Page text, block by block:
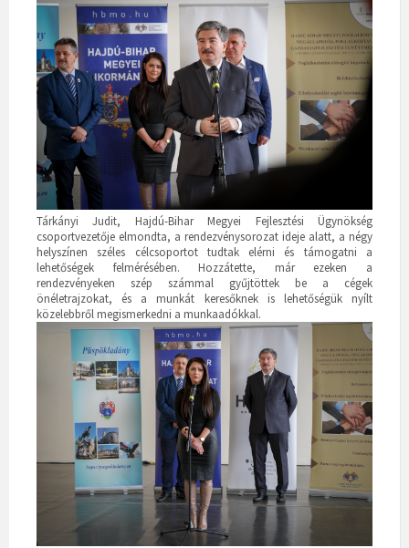
Tárkányi Judit, Hajdú-Bihar Megyei Fejlesztési Ügynökség
csoportvezetője elmondta, a rendezvénysorozat ideje alatt, a négy
helyszínen széles célcsoportot tudtak elérni és támogatni a
lehetőségek felmérésében. Hozzátette, már ezeken a
rendezvényeken szép számmal gyűjtöttek be a cégek
önéletrajzokat, és a munkát keresőknek is lehetőségük nyílt
közelebbről megismerkedni a munkaadókkal.